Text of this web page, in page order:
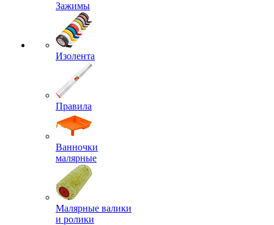
Зажимы
Изолента
Правила
Ванночки
малярные
Малярные валики
и ролики